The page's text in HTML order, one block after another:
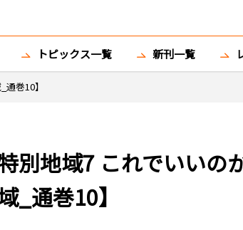
トピックス一覧 新刊一覧
巻10】
別地域7 これでいいの
_通巻10】